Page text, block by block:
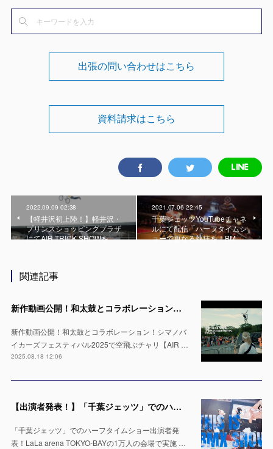
出張の問い合わせはこちら
資料請求はこちら
2022.09.09 02:38
【軽井沢初上陸！】軽井沢・
プリンスショッピングプラザ
にてAIR TRICK SHOWを…
2021.07.06 22:45
千葉ジェッツYouTubeチャネ
ルにて配信「ハーフタイムシ
ョーで更なる熱狂を！BM…
関連記事
新作動画公開！和太鼓とコラボレーション！シマノバイカーズフェスティバル2025で空飛ぶチャリ【AIR TRICK SHOW】
新作動画公開！和太鼓とコラボレーション！シマノバ
イカーズフェスティバル2025で空飛ぶチャリ【AIR …
2025.08.18 12:06
【出演者発表！】「千葉ジェッツ」でのハーフタイムショー LaLa arena TOKYO-BAYの1万人の会場で実施 ※4月12日 & 13日
「千葉ジェッツ」でのハーフタイムショー出演者発
表！LaLa arena TOKYO-BAYの1万人の会場で実施 …